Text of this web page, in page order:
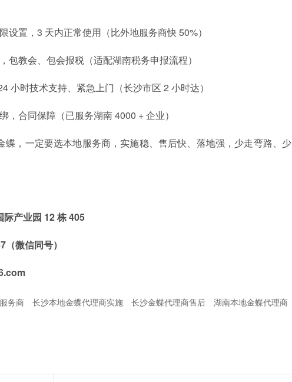
设置，3 天内正常使用（比外地服务商快 50%）
包教会、包会报税（适配湖南税务申报流程）
小时技术支持、紧急上门（长沙市区 2 小时达）
，合同保障（已服务湖南 4000 + 企业）
，一定要选本地服务商，实施稳、售后快、落地强，少走弯路、少
际产业园 12 栋 405
微信同号）
务商 长沙本地金蝶代理商实施 长沙金蝶代理商售后
湖南本地金蝶代理商